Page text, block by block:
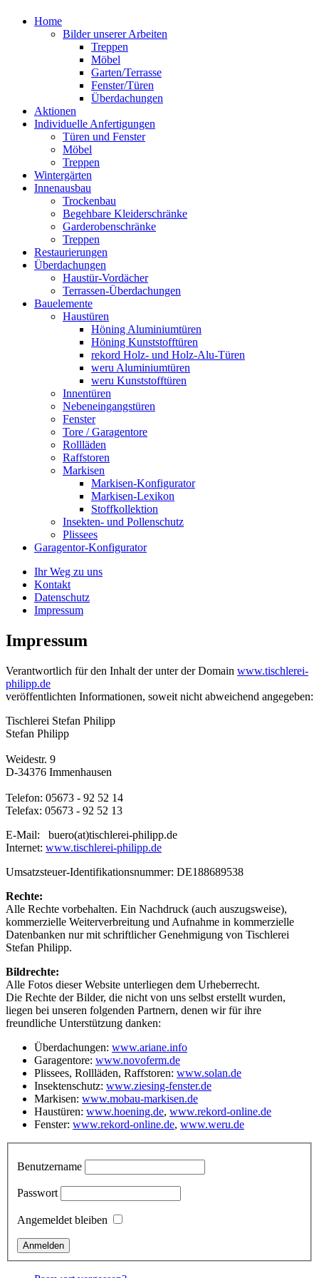
Home
Bilder unserer Arbeiten
Treppen
Möbel
Garten/Terrasse
Fenster/Türen
Überdachungen
Aktionen
Individuelle Anfertigungen
Türen und Fenster
Möbel
Treppen
Wintergärten
Innenausbau
Trockenbau
Begehbare Kleiderschränke
Garderobenschränke
Treppen
Restaurierungen
Überdachungen
Haustür-Vordächer
Terrassen-Überdachungen
Bauelemente
Haustüren
Höning Aluminiumtüren
Höning Kunststofftüren
rekord Holz- und Holz-Alu-Türen
weru Aluminiumtüren
weru Kunststofftüren
Innentüren
Nebeneingangstüren
Fenster
Tore / Garagentore
Rollläden
Raffstoren
Markisen
Markisen-Konfigurator
Markisen-Lexikon
Stoffkollektion
Insekten- und Pollenschutz
Plissees
Garagentor-Konfigurator
Ihr Weg zu uns
Kontakt
Datenschutz
Impressum
Impressum
Verantwortlich für den Inhalt der unter der Domain www.tischlerei-
philipp.de
veröffentlichten Informationen, soweit nicht abweichend angegeben:
Tischlerei Stefan Philipp
Stefan Philipp
Weidestr. 9
D-34376 Immenhausen
Telefon: 05673 - 92 52 14
Telefax: 05673 - 92 52 13
E-Mail: buero(at)tischlerei-philipp.de
Internet: www.tischlerei-philipp.de
Umsatzsteuer-Identifikationsnummer: DE188689538
Rechte:
Alle Rechte vorbehalten. Ein Nachdruck (auch auszugsweise),
kommerzielle Weiterverbreitung und Aufnahme in kommerzielle
Datenbanken nur mit schriftlicher Genehmigung von Tischlerei
Stefan Philipp.
Bildrechte:
Alle Fotos dieser Website unterliegen dem Urheberrecht.
Die Rechte der Bilder, die nicht von uns selbst erstellt wurden,
liegen bei unseren folgenden Partnern, denen wir für ihre
freundliche Unterstützung danken:
Überdachungen: www.ariane.info
Garagentore: www.novoferm.de
Plissees, Rollläden, Raffstoren: www.solan.de
Insektenschutz: www.ziesing-fenster.de
Markisen: www.mobau-markisen.de
Haustüren: www.hoening.de, www.rekord-online.de
Fenster: www.rekord-online.de, www.weru.de
Benutzername
Passwort
Angemeldet bleiben